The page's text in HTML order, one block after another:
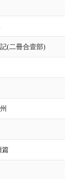
(二冊合壹部)
篇